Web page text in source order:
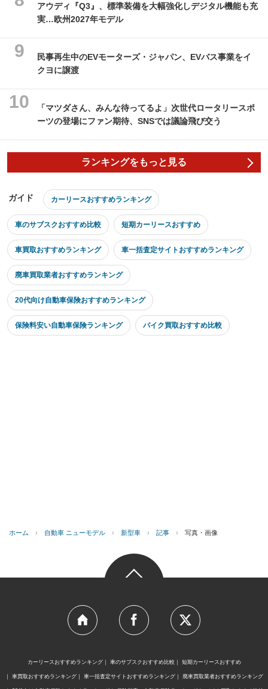
アウディ『Q3』、標準装備を大幅強化しデジタル機能も充
実…欧州2027年モデル
民事再生中のEVモーターズ・ジャパン、EVバス事業をイ
クヨに譲渡
「マツダさん、みんな待ってるよ」次世代ロータリースポ
ーツの登場にファン期待、SNSでは議論飛び交う
ランキングをもっと見る
ガイド カーリースおすすめランキング
車のサブスクおすすめ比較 短期カーリースおすすめ
車買取おすすめランキング 車一括査定サイトおすすめランキング
廃車買取業者おすすめランキング
20代向け自動車保険おすすめランキング
保険料安い自動車保険ランキング バイク買取おすすめ比較
ホーム › 自動車 ニューモデル › 新型車 › 記事 › 写真・画像
カーリースおすすめランキング 車のサブスクおすすめ比較 短期カーリースおすすめ
車買取おすすめランキング 車一括査定サイトおすすめランキング 廃車買取業者おすすめランキング